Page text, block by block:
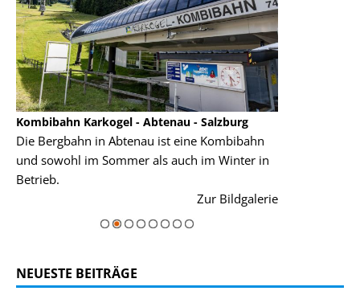
Kombibahn Karkogel - Abtenau - Salzburg
Die Bergbahn in Abtenau ist eine Kombibahn
und sowohl im Sommer als auch im Winter in
Betrieb.
Zur Bildgalerie
NEUESTE BEITRÄGE